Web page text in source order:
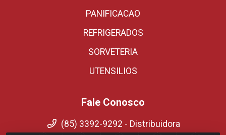
PANIFICACAO
REFRIGERADOS
SORVETERIA
UTENSILIOS
Fale Conosco
(85) 3392-9292 - Distribuidora